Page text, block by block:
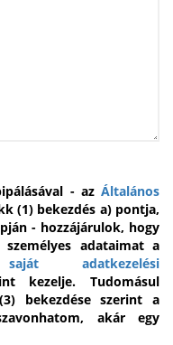
- az Általános
(1) bekezdés a) pontja,
- hozzájárulok, hogy
adataimat a
saját adatkezelési
kezelje. Tudomásul
bekezdése szerint a
akár egy